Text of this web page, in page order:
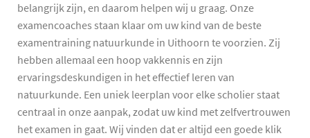
belangrijk zijn, en daarom helpen wij u graag. Onze
examencoaches staan klaar om uw kind van de beste
examentraining natuurkunde in Uithoorn te voorzien. Zij
hebben allemaal een hoop vakkennis en zijn
ervaringsdeskundigen in het effectief leren van
natuurkunde. Een uniek leerplan voor elke scholier staat
centraal in onze aanpak, zodat uw kind met zelfvertrouwen
het examen in gaat. Wij vinden dat er altijd een goede klik